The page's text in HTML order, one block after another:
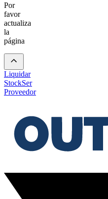
Por
favor
actualiza
la
página
Liquidar
StockSer
Proveedor